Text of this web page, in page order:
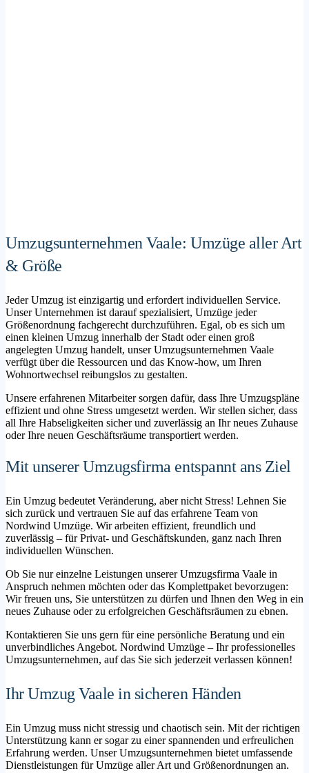
Umzugsunternehmen Vaale: Umzüge aller Art
& Größe
Jeder Umzug ist einzigartig und erfordert individuellen Service.
Unser Unternehmen ist darauf spezialisiert, Umzüge jeder
Größenordnung fachgerecht durchzuführen. Egal, ob es sich um
einen kleinen Umzug innerhalb der Stadt oder einen groß
angelegten Umzug handelt, unser Umzugsunternehmen Vaale
verfügt über die Ressourcen und das Know-how, um Ihren
Wohnortwechsel reibungslos zu gestalten.
Unsere erfahrenen Mitarbeiter sorgen dafür, dass Ihre Umzugspläne
effizient und ohne Stress umgesetzt werden. Wir stellen sicher, dass
all Ihre Habseligkeiten sicher und zuverlässig an Ihr neues Zuhause
oder Ihre neuen Geschäftsräume transportiert werden.
Mit unserer Umzugsfirma entspannt ans Ziel
Ein Umzug bedeutet Veränderung, aber nicht Stress! Lehnen Sie
sich zurück und vertrauen Sie auf das erfahrene Team von
Nordwind Umzüge. Wir arbeiten effizient, freundlich und
zuverlässig – für Privat- und Geschäftskunden, ganz nach Ihren
individuellen Wünschen.
Ob Sie nur einzelne Leistungen unserer Umzugsfirma Vaale in
Anspruch nehmen möchten oder das Komplettpaket bevorzugen:
Wir freuen uns, Sie unterstützen zu dürfen und Ihnen den Weg in ein
neues Zuhause oder zu erfolgreichen Geschäftsräumen zu ebnen.
Kontaktieren Sie uns gern für eine persönliche Beratung und ein
unverbindliches Angebot. Nordwind Umzüge – Ihr professionelles
Umzugsunternehmen, auf das Sie sich jederzeit verlassen können!
Ihr Umzug Vaale in sicheren Händen
Ein Umzug muss nicht stressig und chaotisch sein. Mit der richtigen
Unterstützung kann er sogar zu einer spannenden und erfreulichen
Erfahrung werden. Unser Umzugsunternehmen bietet umfassende
Dienstleistungen für Umzüge aller Art und Größenordnungen an.